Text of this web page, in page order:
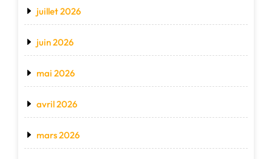
juillet 2026
juin 2026
mai 2026
avril 2026
mars 2026